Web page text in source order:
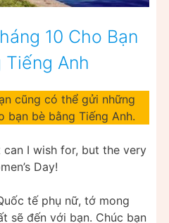
10 Cho Bạn
Tiếng Anh
cũng có thể gửi những
bạn bè bằng Tiếng Anh.
can I wish for, but the very
Day!
tế phụ nữ, tớ mong
sẽ đến với bạn. Chúc bạn